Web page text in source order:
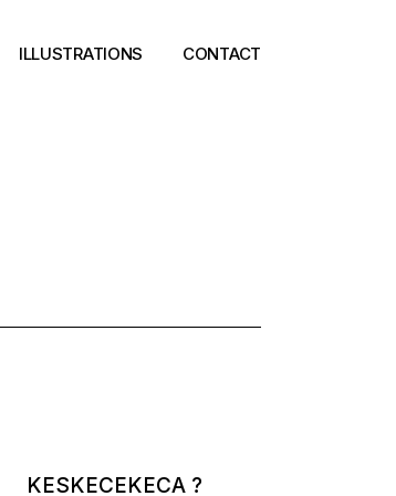
ILLUSTRATIONS CONTACT
KESKECEKECA ?